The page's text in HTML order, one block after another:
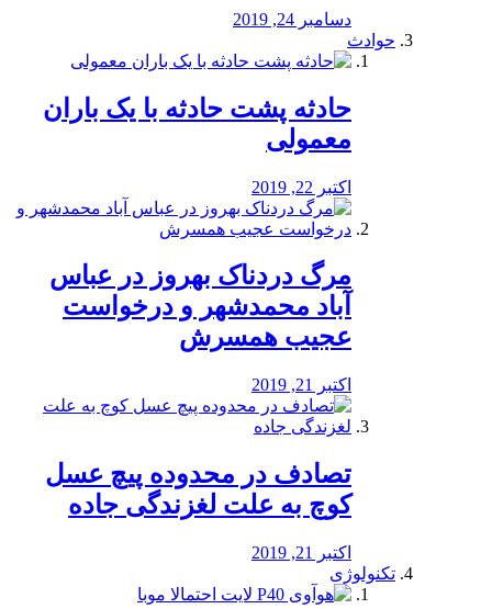
دسامبر 24, 2019
حوادث
️حادثه پشت حادثه با یک باران
معمولی
اکتبر 22, 2019
مرگ دردناک بهروز در عباس
آباد محمدشهر و درخواست
عجیب همسرش
اکتبر 21, 2019
تصادف در محدوده پیچ عسل
کوچ به علت لغزندگی جاده
اکتبر 21, 2019
تکنولوژی